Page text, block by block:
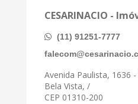
CESARINACIO -
(11) 91251-7777
Avenida Paulista, 1636
Bela Vista, /
CEP 01310-200